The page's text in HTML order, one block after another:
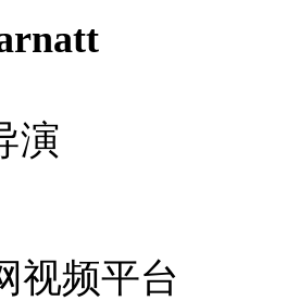
演
视频平台